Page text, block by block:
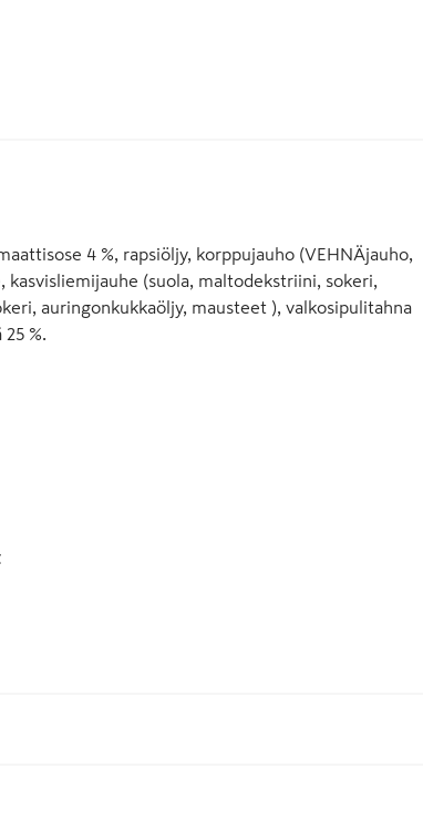
4 %, rapsiöljy, korppujauho (VEHNÄjauho,
kasvisliemijauhe (suola, maltodekstriini, sokeri,
auringonkukkaöljy, mausteet ), valkosipulitahna
%.